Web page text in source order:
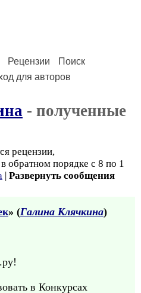
Рецензии
Поиск
для авторов
- полученные
рецензии,
обратном порядке с 8 по 1
| Развернуть сообщения
» (Галина Клячкина)
в Конкурсах